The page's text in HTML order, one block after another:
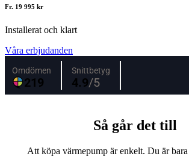
Fr. 19 995 kr
Installerat och klart
Våra erbjudanden
Så går det till
Att köpa värmepump är enkelt. Du är